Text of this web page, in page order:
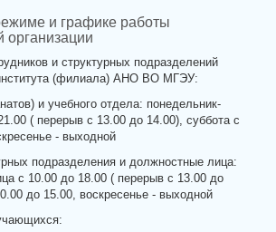
и графике работы
организации
и структурных подразделений
(филиала) АНО ВО МГЭУ:
и учебного отдела: понедельник-
( перерыв с 13.00 до 14.00), суббота с
- выходной
подразделения и должностные лица:
с 10.00 до 18.00 ( перерыв с 13.00 до
до 15.00, воскресенье - выходной